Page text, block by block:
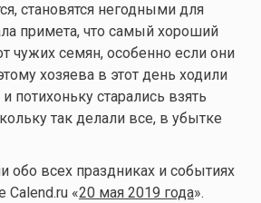
становятся негодными для
примета, что самый хороший
чужих семян, особенно если они
хозяева в этот день ходили
потихоньку старались взять
так делали все, в убытке
всех праздниках и событиях
Calend.ru «20 мая 2019 года».